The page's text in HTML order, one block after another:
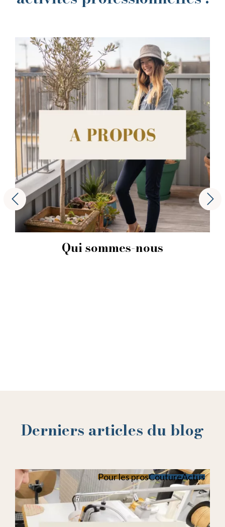
Qui sommes-nous
Derniers articles du blog
Actus
Couture
Pour les pros